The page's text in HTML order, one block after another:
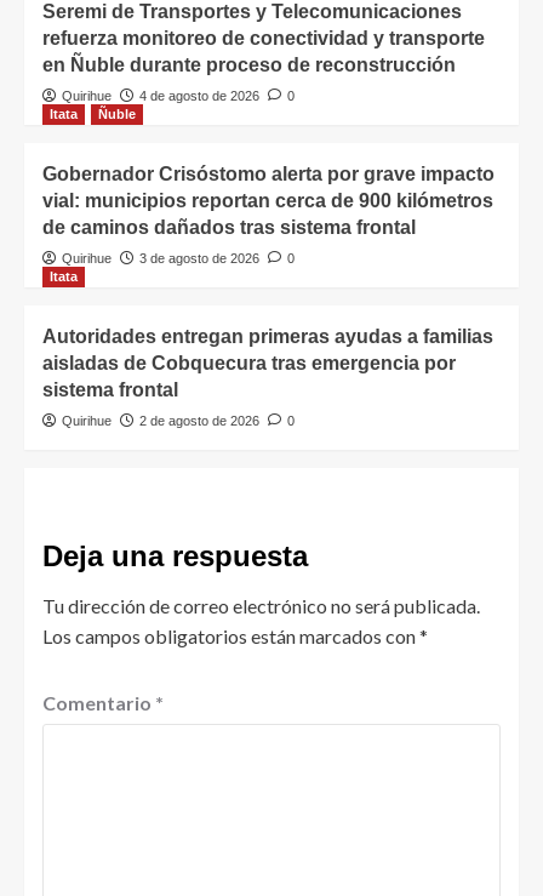
Seremi de Transportes y Telecomunicaciones
refuerza monitoreo de conectividad y transporte
en Ñuble durante proceso de reconstrucción
Quirihue 4 de agosto de 2026
0
Itata
Ñuble
Gobernador Crisóstomo alerta por grave impacto
vial: municipios reportan cerca de 900 kilómetros
de caminos dañados tras sistema frontal
Quirihue 3 de agosto de 2026
0
Itata
Autoridades entregan primeras ayudas a familias
aisladas de Cobquecura tras emergencia por
sistema frontal
Quirihue 2 de agosto de 2026 0
Deja una respuesta
Tu dirección de correo electrónico no será publicada.
Los campos obligatorios están marcados con*
Comentario *